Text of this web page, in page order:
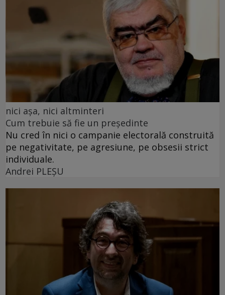
nici așa, nici altminteri
Cum trebuie să fie un președinte
Nu cred în nici o campanie electorală construită
pe negativitate, pe agresiune, pe obsesii strict
individuale.
Andrei PLEŞU